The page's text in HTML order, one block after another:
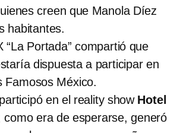
creen que Manola Díez
habitantes.
“La Portada” compartió que
dispuesta a participar en
Famosos México.
en el reality show Hotel
como era de esperarse, generó